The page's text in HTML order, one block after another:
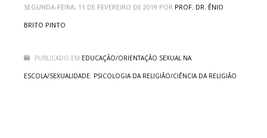
SEGUNDA-FEIRA, 11 DE FEVEREIRO DE 2019 POR PROF. DR. ÊNIO
BRITO PINTO
PUBLICADO EM EDUCAÇÃO/ORIENTAÇÃO SEXUAL NA
ESCOLA/SEXUALIDADE, PSICOLOGIA DA RELIGIÃO/CIÊNCIA DA RELIGIÃO